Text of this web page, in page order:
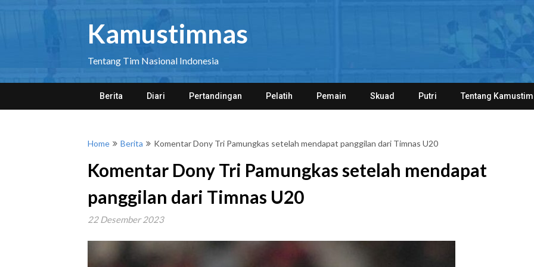
Kamustimnas
Tentang Tim Nasional Indonesia
Berita Diari Pertandingan Pelatih Pemain Skuad Putri Tentang
Home Berita Komentar Dony Tri Pamungkas setelah mendapat panggilan dari Timnas U20
Komentar Dony Tri Pamungkas setelah mendapat
panggilan dari Timnas U20
22 Desember 2023